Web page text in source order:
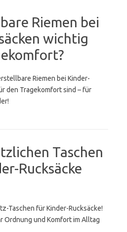
Riemen bei
wichtig
Riemen bei Kinder-
den Tragekomfort sind – für
Taschen
Rucksäcke
Taschen für Kinder-Rucksäcke!
Ordnung und Komfort im Alltag